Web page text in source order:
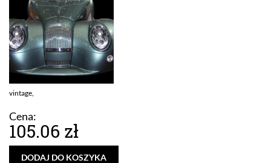
vintage,
Cena:
105.06 zł
DODAJ DO KOSZYKA